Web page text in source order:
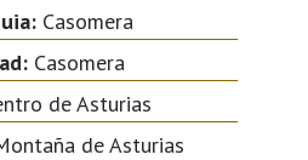
Casomera
Casomera
de Asturias
de Asturias